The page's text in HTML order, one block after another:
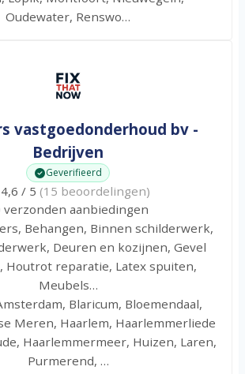
Oudewater, Renswo…
vastgoedonderhoud bv -
Bedrijven
Geverifieerd
4,6 / 5 (15 beoordelingen)
verzonden aanbiedingen
Behangen, Binnen schilderwerk,
Deuren en kozijnen, Gevel
Houtrot reparatie, Latex spuiten,
Meubels…
Blaricum, Bloemendaal,
Meren, Haarlem, Haarlemmerliede
Haarlemmermeer, Huizen, Laren,
Purmerend, …